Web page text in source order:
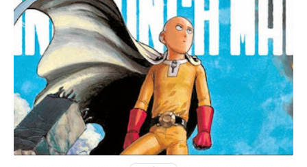
2015-12-25
Gemyhood
شاهد الموضوع